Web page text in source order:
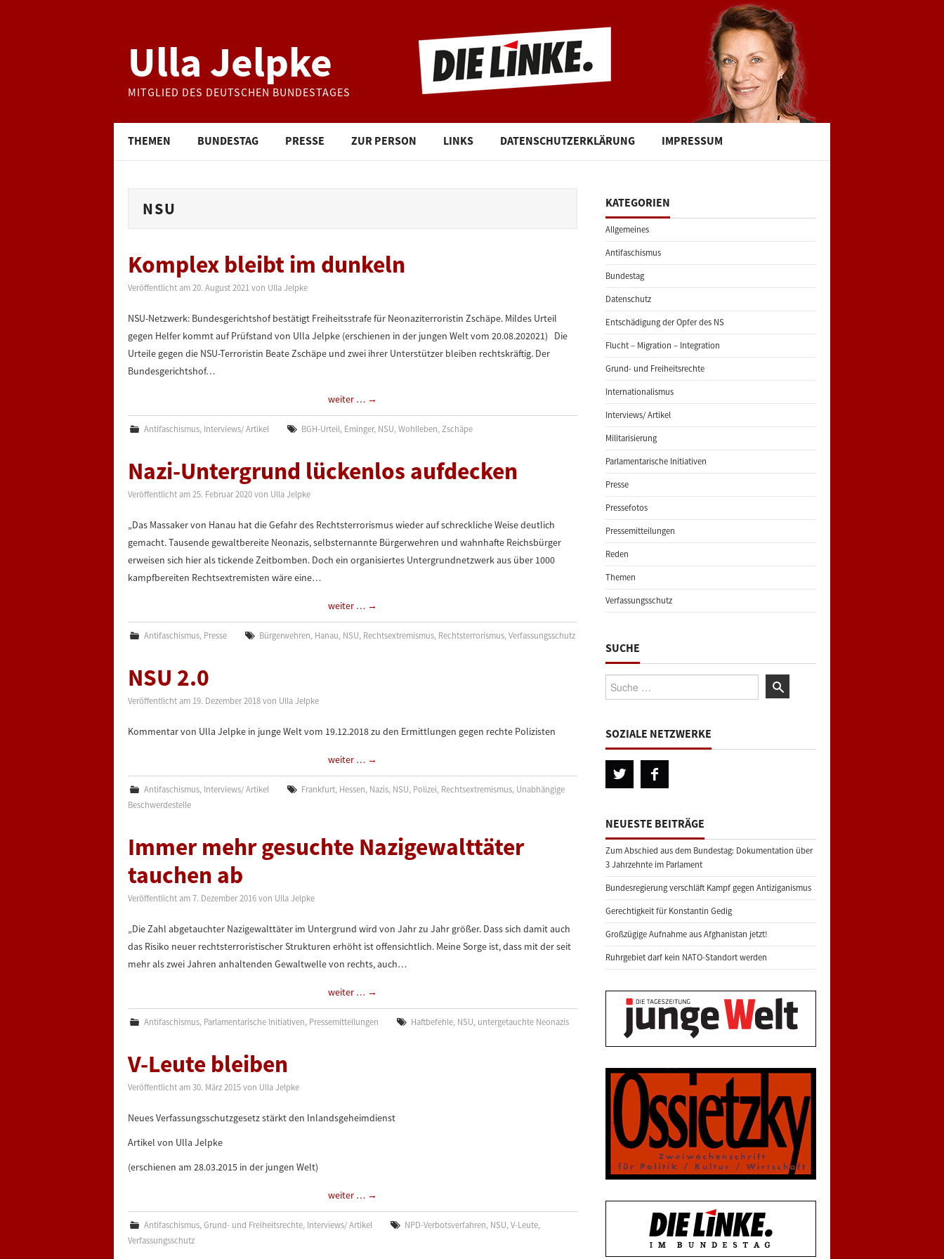
Ulla Jelpke
MITGLIED DES DEUTSCHEN BUNDESTAGES
THEMEN BUNDESTAG PRESSE ZUR PERSON LINKS DATENSCHUTZERKLÄRUNG IMPRESSUM
NSU
Komplex bleibt im dunkeln
Veröffentlicht am 20. August 2021 von Ulla Jelpke
NSU-Netzwerk: Bundesgerichtshof bestätigt Freiheitsstrafe für Neonaziterroristin Zschäpe. Mildes Urteil
gegen Helfer kommt auf Prüfstand von Ulla Jelpke (erschienen in der jungen Welt vom 20.08.202021) Die
Urteile gegen die NSU-Terroristin Beate Zschäpe und zwei ihrer Unterstützer bleiben rechtskräftig. Der
Bundesgerichtshof…
weiter … →
Antifaschismus, Interviews/ Artikel BGH-Urteil, Eminger, NSU,Wohlleben,Zschäpe
Nazi-Untergrund lückenlos aufdecken
Veröffentlicht am 25. Februar 2020 von Ulla Jelpke
„Das Massaker von Hanau hat die Gefahr des Rechtsterrorismus wieder auf schreckliche Weise deutlich
gemacht. Tausende gewaltbereite Neonazis, selbsternannte Bürgerwehren und wahnhafte Reichsbürger
erweisen sich hier als tickende Zeitbomben. Doch ein organisiertes Untergrundnetzwerk aus über 1000
kampfbereiten Rechtsextremisten wäre eine…
weiter … →
Antifaschismus, Presse Bürgerwehren, Hanau, NSU, Rechtsextremismus, Rechtsterrorismus,Verfassungsschutz
NSU 2.0
Veröffentlicht am 19. Dezember 2018 von Ulla Jelpke
Kommentar von Ulla Jelpke in junge Welt vom 19.12.2018 zu den Ermittlungen gegen rechte Polizisten
weiter … →
Antifaschismus, Interviews/ Artikel Frankfurt, Hessen, Nazis, NSU, Polizei, Rechtsextremismus, Unabhängige
Beschwerdestelle
Immer mehr gesuchte Nazigewalttäter
tauchen ab
Veröffentlicht am 7. Dezember 2016 von Ulla Jelpke
„Die Zahl abgetauchter Nazigewalttäter im Untergrund wird von Jahr zu Jahr größer. Dass sich damit auch
das Risiko neuer rechtsterroristischer Strukturen erhöht ist offensichtlich. Meine Sorge ist, dass mit der seit
mehr als zwei Jahren anhaltenden Gewaltwelle von rechts, auch…
weiter … →
Antifaschismus, Parlamentarische Initiativen, Pressemitteilungen Haftbefehle, NSU, untergetauchte Neonazis
V-Leute bleiben
Veröffentlicht am 30. März 2015 von Ulla Jelpke
Neues Verfassungsschutzgesetz stärkt den Inlandsgeheimdienst
Artikel von Ulla Jelpke
(erschienen am 28.03.2015 in der jungen Welt)
weiter … →
Antifaschismus,Grund- und Freiheitsrechte, Interviews/ Artikel NPD-Verbotsverfahren, NSU,V-Leute,
Verfassungsschutz
KATEGORIEN
Allgemeines
Antifaschismus
Bundestag
Datenschutz
Entschädigung der Opfer des NS
Flucht – Migration – Integration
Grund- und Freiheitsrechte
Internationalismus
Interviews/ Artikel
Militarisierung
Parlamentarische Initiativen
Presse
Pressefotos
Pressemitteilungen
Reden
Themen
Verfassungsschutz
SUCHE
Suche:
SOZIALE NETZWERKE
NEUESTE BEITRÄGE
Zum Abschied aus dem Bundestag: Dokumentation über
3 Jahrzehnte im Parlament
Bundesregierung verschläft Kampf gegen Antiziganismus
Gerechtigkeit für Konstantin Gedig
Großzügige Aufnahme aus Afghanistan jetzt!
Ruhrgebiet darf kein NATO-Standort werden